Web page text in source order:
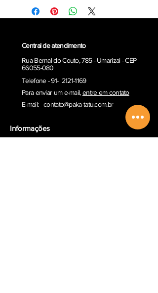
Central de atendimento
Rua Bernal do Couto, 785 - Umarizal - CEP
66055-080
Telefone - 91- 2121-1169
Para enviar um e-mail,entre em contato
E-mail: contato@paka-tatu.com.br
Informações